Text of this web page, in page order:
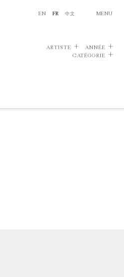
EN FR 中文 MENU
ARTISTE
ANNÉE
CATÉGORIE